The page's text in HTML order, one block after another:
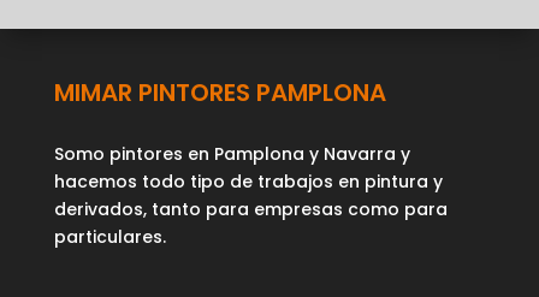
MIMAR PINTORES PAMPLONA
Somo pintores en Pamplona y Navarra y
hacemos todo tipo de trabajos en pintura y
derivados, tanto para empresas como para
particulares.